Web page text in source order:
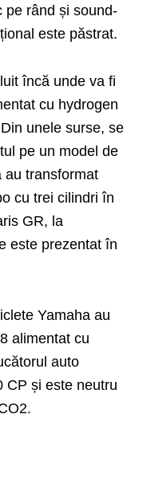
pe rând și sound-
este păstrat.
încă unde va fi
cu hydrogen
unele surse, se
pe un model de
au transformat
cu trei cilindri în
GR, la
este prezentat în
Yamaha au
alimentat cu
auto
CP și este neutru